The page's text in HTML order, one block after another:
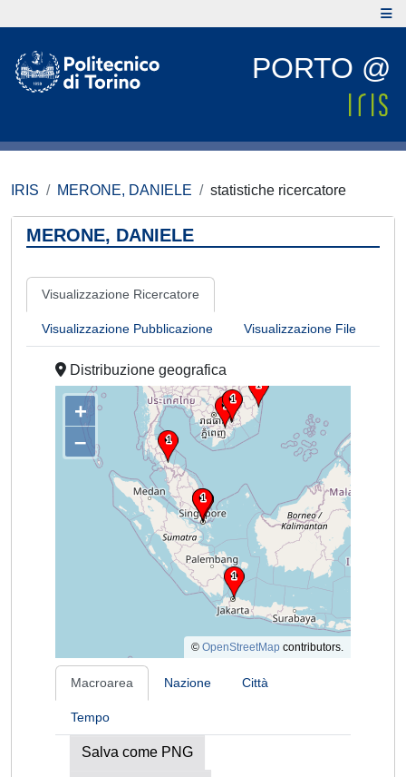
PORTO @
IRIS MERONE, DANIELE statistiche ricercatore
MERONE, DANIELE
Visualizzazione Ricercatore
Visualizzazione Pubblicazione Visualizzazione File
Distribuzione geografica
+
–
© OpenStreetMap contributors.
Macroarea Nazione Città
Tempo
Salva come PNG